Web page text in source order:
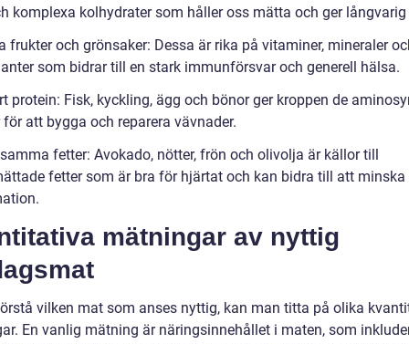
komplexa kolhydrater som håller oss mätta och ger långvarig
frukter och grönsaker: Dessa är rika på vitaminer, mineraler
som bidrar till en stark immunförsvar och generell hälsa.
protein: Fisk, kyckling, ägg och bönor ger kroppen de
för att bygga och reparera vävnader.
fetter: Avokado, nötter, frön och olivolja är källor till
fetter som är bra för hjärtat och kan bidra till att minska
mätningar av nyttig
vilken mat som anses nyttig, kan man titta på olika
En vanlig mätning är näringsinnehållet i maten, som